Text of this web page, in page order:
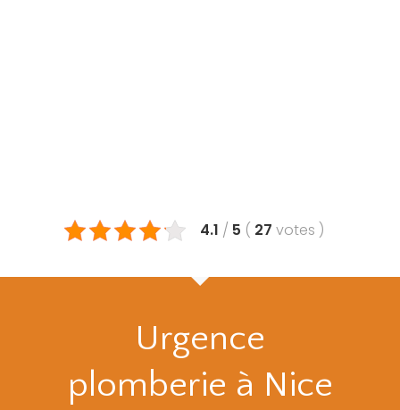
4.1 / 5 ( 27 votes )
Urgence
plomberie à Nice